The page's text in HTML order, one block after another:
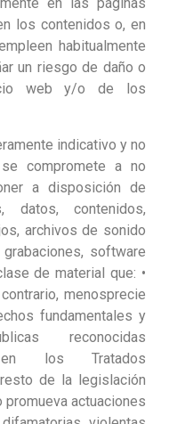
los contenidos o, en
habitualmente
un riesgo de daño o
web y/o de los
indicativo y no
compromete a no
a disposición de
datos, contenidos,
archivos de sonido
software
de material que: •
menosprecie
fundamentales y
reconocidas
en los Tratados
de la legislación
promueva actuaciones